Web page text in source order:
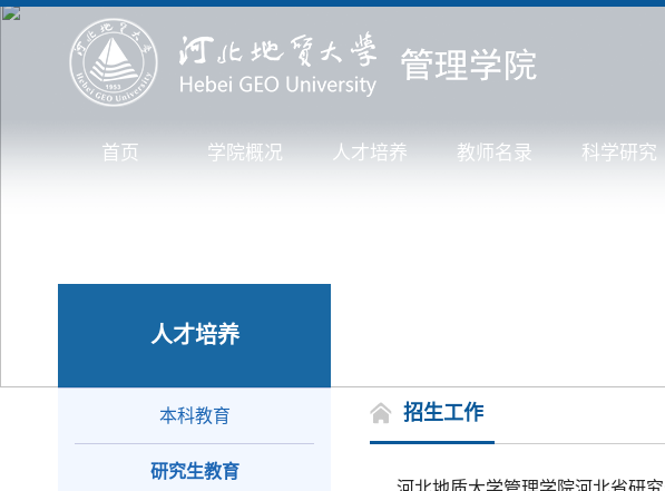
首页 学院概况 人才培养 教师名录 科学研究
人才培养
本科教育
研究生教育
招生工作